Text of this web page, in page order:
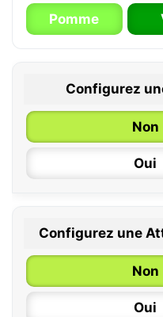
Pomme
Configurez
Non
Oui
0
6 /
Configurez une
Non
Oui